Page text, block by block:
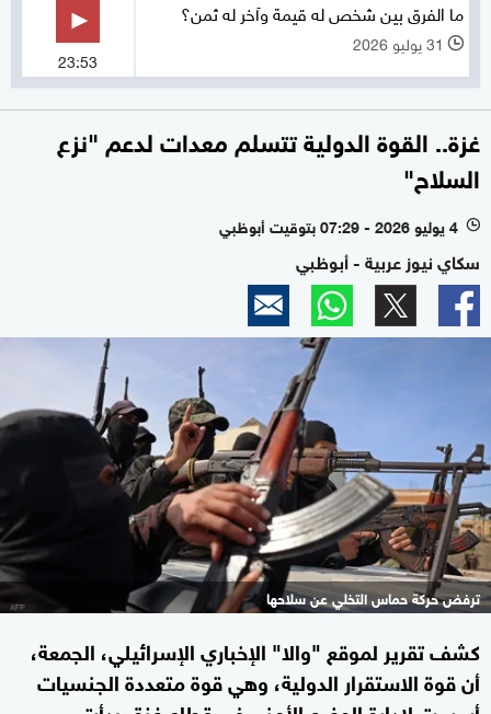
ما الفرق بين شخص له قيمة وآخر له ثمن؟
l 31 يوليو 2026
23:53
غزة.. القوة الدولية تتسلم معدات لدعم "نزع
السلاح"
l 4 يوليو 2026 - 07:29 بتوقيت أبوظبي
سكاي نيوز عربية - أبوظبي
ترفض حركة حماس التخلي عن سلاحها
كشف تقرير لموقع "والا" الإخباري الإسرائيلي، الجمعة،
أن قوة الاستقرار الدولية، وهي قوة متعددة الجنسيات